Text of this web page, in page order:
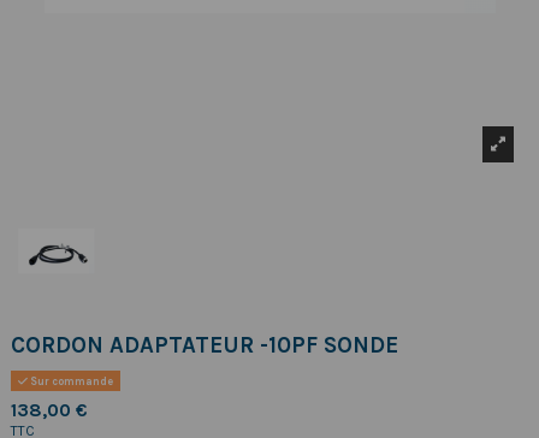
CORDON ADAPTATEUR -10PF SONDE
Sur commande
138,00 €
TTC